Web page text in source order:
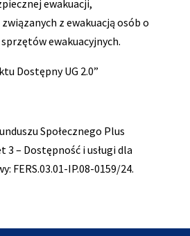
ewakuacji,
z ewakuacją osób o
ewakuacyjnych.
Dostępny UG 2.0”
Społecznego Plus
3 – Dostępność i usługi dla
FERS.03.01-IP.08-0159/24.